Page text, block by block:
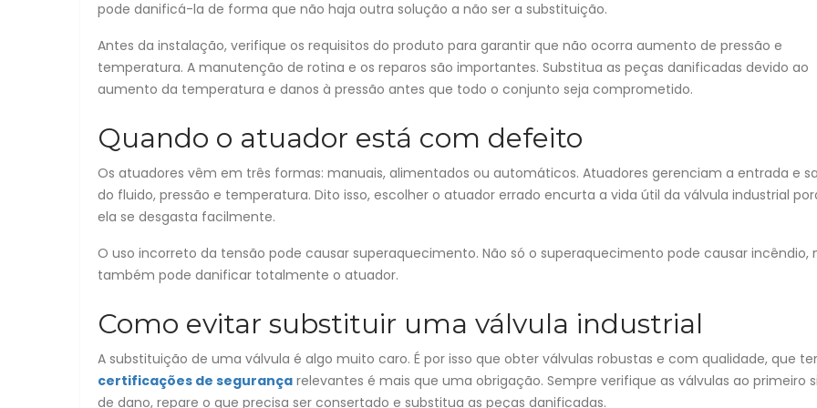
pode danificá-la de forma que não haja outra solução a não ser a substituição.
Antes da instalação, verifique os requisitos do produto para garantir que não ocorra aumento de pressão e
temperatura. A manutenção de rotina e os reparos são importantes. Substitua as peças danificadas devido ao
aumento da temperatura e danos à pressão antes que todo o conjunto seja comprometido.
Quando o atuador está com defeito
Os atuadores vêm em três formas: manuais, alimentados ou automáticos. Atuadores gerenciam a entrada e
do fluido, pressão e temperatura. Dito isso, escolher o atuador errado encurta a vida útil da válvula industrial
ela se desgasta facilmente.
O uso incorreto da tensão pode causar superaquecimento. Não só o superaquecimento pode causar incêndio,
também pode danificar totalmente o atuador.
Como evitar substituir uma válvula industrial
A substituição de uma válvula é algo muito caro. É por isso que obter válvulas robustas e com qualidade, que
certificações de segurança relevantes é mais que uma obrigação. Sempre verifique as válvulas ao primeiro
de dano, repare o que precisa ser consertado e substitua as peças danificadas.